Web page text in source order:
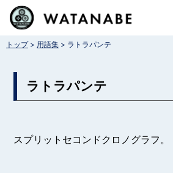
コ
テトップ> 用語集 > ラトラパンテ
ラトラパンテ
スプリットセコンドクロノグラフ。